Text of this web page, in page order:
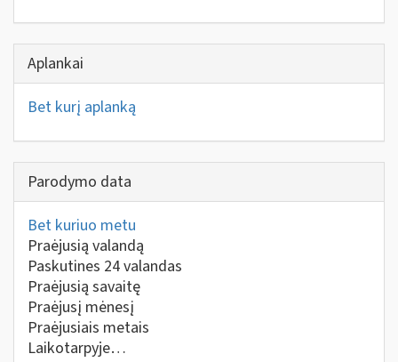
Aplankai
Bet kurį aplanką
Parodymo data
Bet kuriuo metu
Praėjusią valandą
Paskutines 24 valandas
Praėjusią savaitę
Praėjusį mėnesį
Praėjusiais metais
Laikotarpyje…